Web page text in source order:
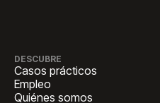
DESCUBRE
Casos prácticos
Empleo
Quiénes somos